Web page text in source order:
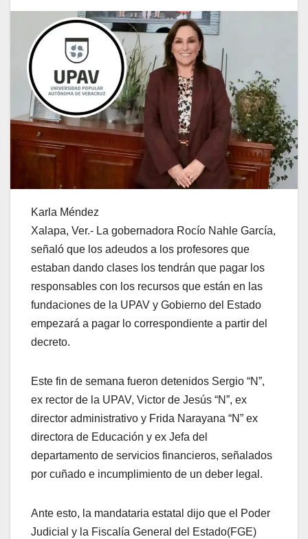
Karla Méndez
Xalapa, Ver.- La gobernadora Rocío Nahle García,
señaló que los adeudos a los profesores que
estaban dando clases los tendrán que pagar los
responsables con los recursos que están en las
fundaciones de la UPAV y Gobierno del Estado
empezará a pagar lo correspondiente a partir del
decreto.
Este fin de semana fueron detenidos Sergio “N”,
ex rector de la UPAV, Victor de Jesús “N”, ex
director administrativo y Frida Narayana “N” ex
directora de Educación y ex Jefa del
departamento de servicios financieros, señalados
por cuñado e incumplimiento de un deber legal.
Ante esto, la mandataria estatal dijo que el Poder
Judicial y la Fiscalía General del Estado(FGE)